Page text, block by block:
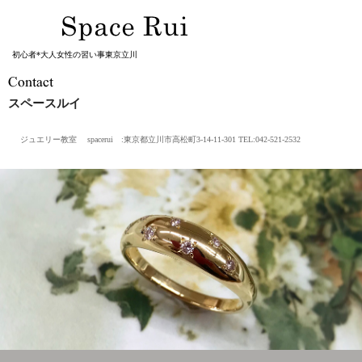
初心者*大人女性の習い事東京立川
スペースルイ
ジュエリー教室 spacerui :東京都立川市高松町3-14-11-301 TEL:042-521-2532